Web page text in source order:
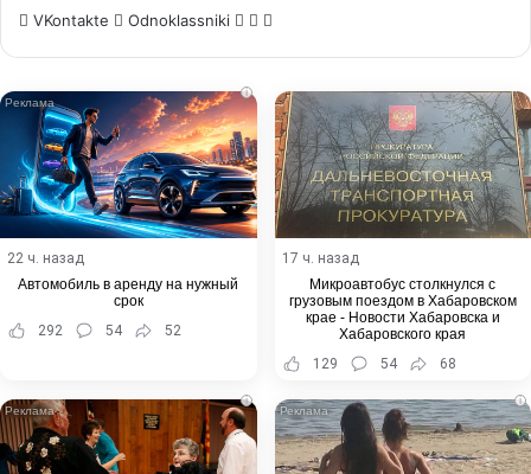
VKontakte Odnoklassniki WhatsApp
Telegram
i
22 ч. назад
Автомобиль в аренду на нужный
срок
292
54 52
17 ч. назад
Микроавтобус столкнулся с
грузовым поездом в Хабаровском
крае - Новости Хабаровска и
Хабаровского края
129
54 68
i i